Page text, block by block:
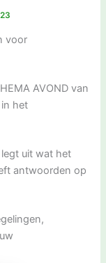
voor
AVOND van
in het
uit wat het
antwoorden op